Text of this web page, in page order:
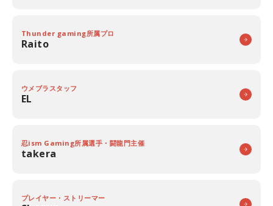
Thunder gaming所属プロ
Raito
ウメブラスタッフ
EL
忍ism Gaming所属選手・闘龍門主催
takera
プレイヤー・ストリーマー